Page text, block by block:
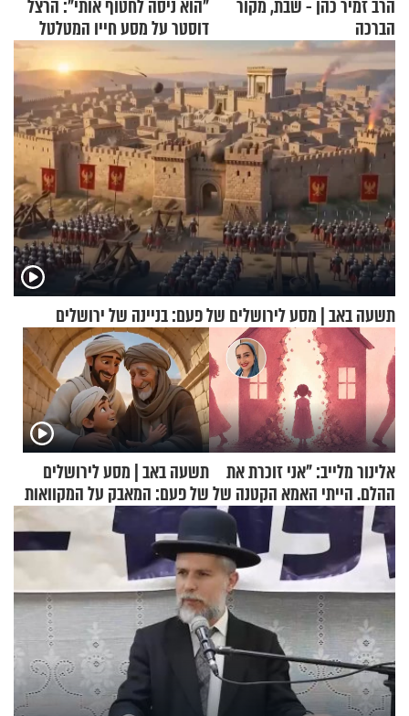
הרב זמיר כהן - שבת, מקור
הברכה
"הוא ניסה לחטוף אותי": הרצל
דוסטר על מסע חייו המטלטל
תשעה באב | מסע לירושלים של פעם: בניינה של ירושלים
אלינור מלייב: "אני זוכרת את
ההלם. הייתי האמא הקטנה של
הבית"
תשעה באב | מסע לירושלים
של פעם: המאבק על המקוואות